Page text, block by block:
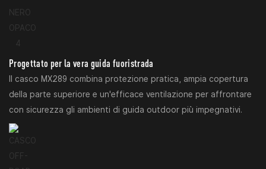
Progettato per la vera guida fuoristrada
Il casco MX289 combina protezione pratica, ampia copertura
della parte superiore e un'efficace ventilazione per affrontare
con sicurezza gli ambienti di guida outdoor più impegnativi.